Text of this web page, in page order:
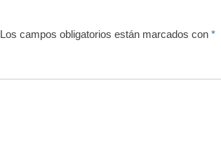
Los campos obligatorios están marcados con *